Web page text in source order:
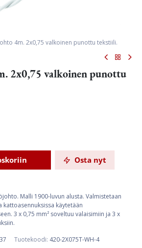
4m. 2x0,75 valkoinen punottu tekstiili.
2x0,75 valkoinen punottu
Osta nyt
Malli 1900-luvun alusta. Valmistetaan
kattoasennuksissa käytetään
3 x 0,75 mm² soveltuu valaisimiin ja 3 x
Tuotekoodi: 420-2X075T-WH-4